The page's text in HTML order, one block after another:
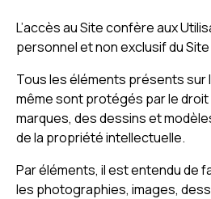
L’accès au Site confère aux
personnel et non exclusif du
Tous les éléments présents sur
même sont protégés par le droit
marques, des dessins et
de la propriété intellectuelle.
Par éléments, il est entendu de
les photographies, images,